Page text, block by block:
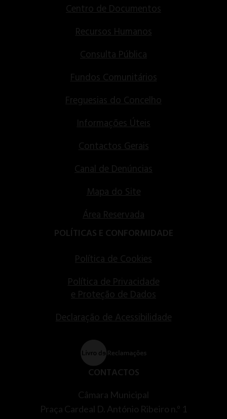
Centro de Documentos
Recursos Humanos
Consulta Pública
Fundos Comunitários
Freguesias do Concelho
Informações Úteis
Contactos Gerais
Canal de Denúncias
Mapa do Site
Área Reservada
POLÍTICAS E CONFORMIDADE
Política de Cookies
Política de Privacidade
e Proteção de Dados
Declaração de Acessibilidade
CONTACTOS
Câmara Municipal
Praça Cardeal D. António Ribeiro n.º 1